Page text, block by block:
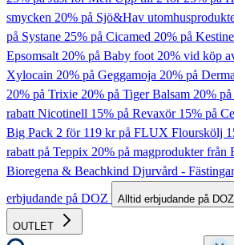
smycken 20% på Sjö&Hav
på Systane 25% på Cicamed 20% på Kestine
Epsomsalt20% på Baby foot20% vid köp
Xylocain 20% på Geggamoja 20% på
20% på Trixie 20% på Tiger Balsam 20%
rabatt Nicotinell 15% på Revaxör 15% på
Big Pack 2 för 119 kr på FLUX Flourskölj
rabatt på Teppix 20% på magprodukter från
Bioregena & Beachkind Djurvård -
erbjudande på DOZ
Alltid erbjudande på DOZ
OUTLET